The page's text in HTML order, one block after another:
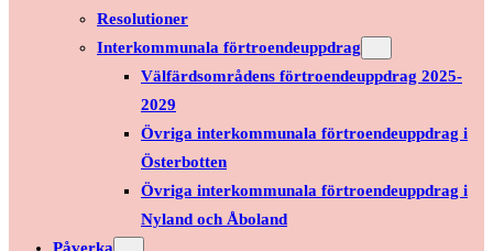
Resolutioner
Interkommunala förtroendeuppdrag
Välfärdsområdens förtroendeuppdrag 2025-
2029
Övriga interkommunala förtroendeuppdrag i
Österbotten
Övriga interkommunala förtroendeuppdrag i
Nyland och Åboland